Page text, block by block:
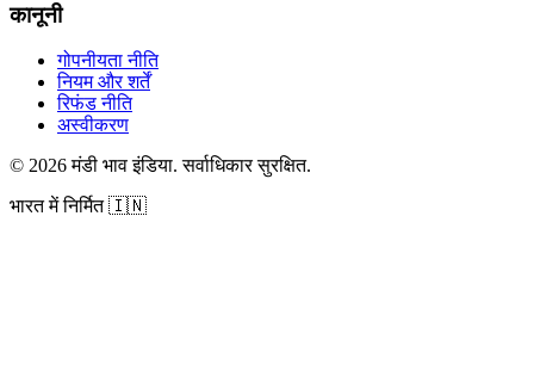
कानूनी
गोपनीयता नीति
नियम और शर्तें
रिफंड नीति
अस्वीकरण
© 2026 मंडी भाव इंडिया.सर्वाधिकार सुरक्षित.
भारत में निर्मित🇮🇳